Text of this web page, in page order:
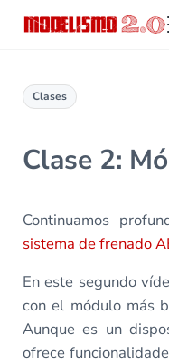
Clases
Clase 2:
Continuamos
sistema de frenado
En este segundo
con el módulo más
Aunque es un
ofrece